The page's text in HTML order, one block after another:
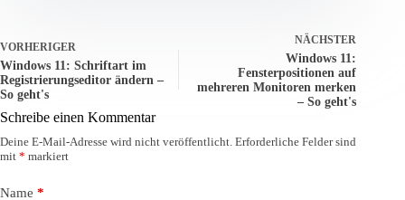
VORHERIGER
Windows 11: Schriftart im
Registrierungseditor ändern –
So geht's
NÄCHSTER
Windows 11:
Fensterpositionen auf
mehreren Monitoren merken
– So geht's
Schreibe einen Kommentar
Deine E-Mail-Adresse wird nicht veröffentlicht. Erforderliche Felder sind
mit * markiert
Name *